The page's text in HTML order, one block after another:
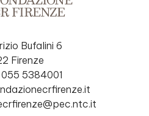
Bufalini 6
Firenze
5384001